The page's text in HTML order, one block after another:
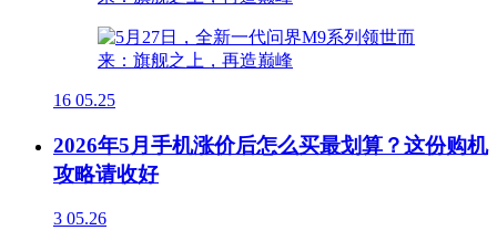
16 05.25
2026年5月手机涨价后怎么买最划算？这份购机
攻略请收好
3 05.26